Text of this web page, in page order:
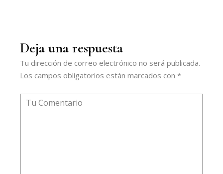
Deja una respuesta
Tu dirección de correo electrónico no será publicada.
Los campos obligatorios están marcados con*